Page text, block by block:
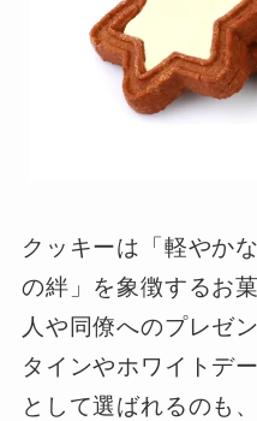
クッキーは「軽やか
の絆」を象徴するお
人や同僚へのプレゼ
タインやホワイトデ
として選ばれるのも